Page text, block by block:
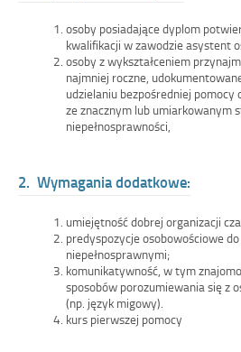
osoby posiadające dyplom
kwalifikacji w zawodzie asystent
osoby z wykształceniem
najmniej roczne,
udzielaniu bezpośredniej pomocy
ze znacznym lub umiarkowanym
niepełnosprawności,
2. Wymagania dodatkowe:
umiejętność dobrej organizacji
predyspozycje osobowościowe
niepełnosprawnymi;
komunikatywność, w tym
sposobów porozumiewania się z
(np. język migowy).
kurs pierwszej pomocy